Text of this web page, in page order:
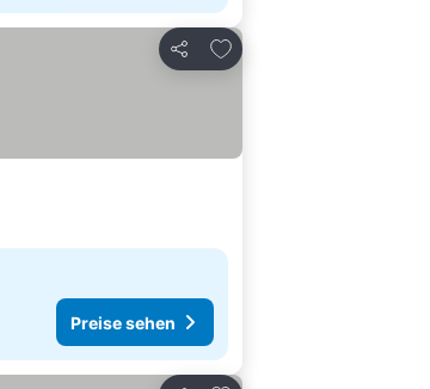
Teilen
Zu Favoriten hinzufügen
Preise sehen